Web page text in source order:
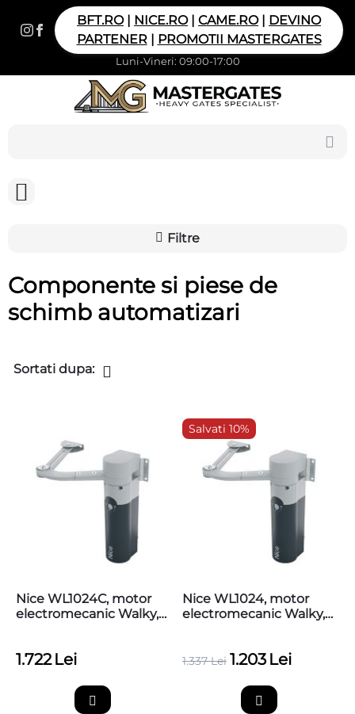
BFT.RO| NICE.RO| CAME.RO| DEVINO
PARTENER| PROMOTII MASTERGATES
Luni-Vineri: 09:00-17:00
Filtre
Componente si piese de
schimb automatizari
Sortati dupa:
Nice WL1024C, motor
electromecanic Walky,
1.722 Lei
Salvati 10%
Nice WL1024, motor
electromecanic Walky,
1.337 Lei 1.203 Lei